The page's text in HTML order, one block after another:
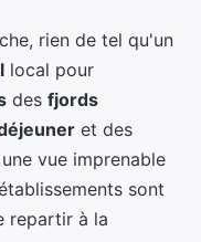
rien de tel qu'un
local pour
des fjords
et des
vue imprenable
sont
repartir à la